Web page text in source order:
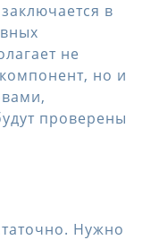
в
не
но и
проверены
Нужно